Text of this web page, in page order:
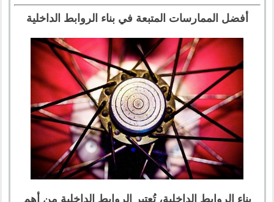
أفضل الممارسات المتبعة في بناء الروابط الداخلية
بناء الروابط الداخلية، تُعتبر الروابط الداخلية مِن أهم